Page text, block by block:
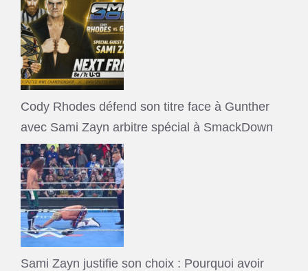
Cody Rhodes défend son titre face à Gunther
avec Sami Zayn arbitre spécial à SmackDown
Sami Zayn justifie son choix : Pourquoi avoir